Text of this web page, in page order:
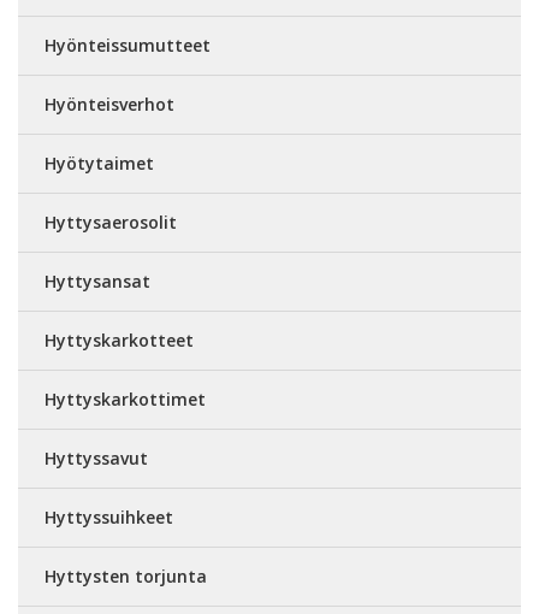
Hyönteissumutteet
Hyönteisverhot
Hyötytaimet
Hyttysaerosolit
Hyttysansat
Hyttyskarkotteet
Hyttyskarkottimet
Hyttyssavut
Hyttyssuihkeet
Hyttysten torjunta